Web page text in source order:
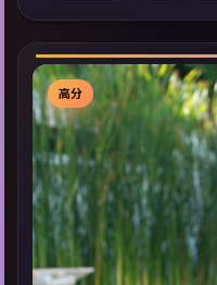
展检索同类型高分佳作，
高分